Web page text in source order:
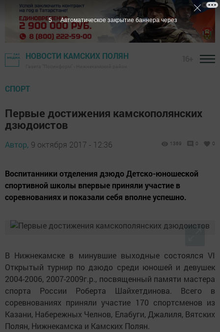
НОВОСТИ КАМСКИХ ПОЛЯН
СПОРТ
Первые достижения камскополянских
дзюдоистов
Автор, 9 октября 2017 - 12:36 1369 0 0
Воспитанники отделения дзюдо Детско-юношеской
спортивной школы впервые приняли участие в
соревнованиях и показали себя вполне успешно.
В Нижнекамске в минувшие выходные состоялся VI
Открытый турнир по дзюдо среди юношей и девушек
2004-2006, 2007-2009г.р., посвященный памяти мастера
спорта России Роберта Шайхетдинова. Всего в
соревнованиях приняли участие 170 спортсменов из
Казани, Набережных Челнов, Елабуги, Джалиля, Вятских
Полян, Нижнекамска и Камских Полян.
4 Автоматическое закрытие баннера через